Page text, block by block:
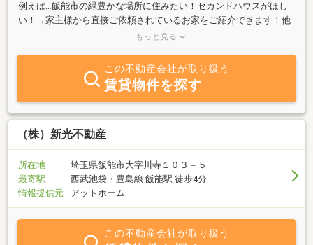
例えば…飯能市の緑豊かな場所に住みたい！セカンドハウスがほし
い！→家主様から直接ご依頼されているお家をご紹介できます！他
社さんにないお家のご紹介です！！古くてもいい！価格をおさえた
けどリフォームは出来るお家。相場より価格をおさえられます！必
要であればリフォームのご相談も出来ます！（小さいもの～大きな
リフォームまで）あなたに合った使い方ご相談ください！店舗付住
宅、家は建たなくていい！家庭菜園用の土地を探している！ワンち
ゃんを遊ばせる土地がほしい！資材を置く置場がほしい！など…他
社さんで扱わないような特別の家や土地をご紹介します！！
もっと見る
この不動産会社が取り扱う
賃貸物件を探す
（株）新光不動産
所在地
埼玉県飯能市大字川寺１０３－５
最寄駅
西武池袋・豊島線 飯能駅 徒歩4分
情報提供元
アットホーム
この不動産会社が取り扱う